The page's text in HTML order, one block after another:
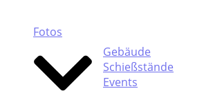
Fotos
Gebäude
Schießstände
Events